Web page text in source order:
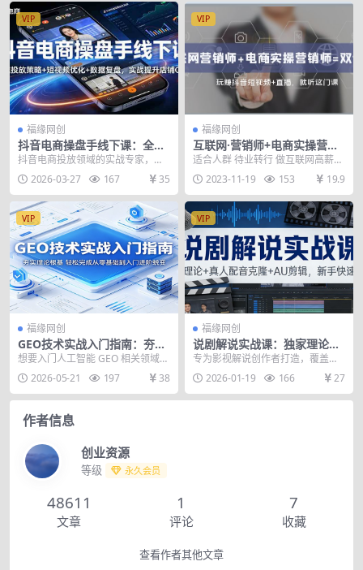
VIP
福缘网创
抖音电商操盘手线下课：全域
投放策略+ 短视频优化+数据复
抖音电商投放领域的实战专家，课
程实用，专注“全域投放”，教商家如
何撬动自然流量、...
2026-03-27 167 35
VIP
福缘网创
互联网·营销师+电商实操营销
师=双证班：玩赚抖音短视频
适合人群 待业转行 做互联网高薪热
门岗位 想创业 短视频+直播高效带
货 宝妈 在...
2023-11-19 153 19.9
VIP
福缘网创
GEO技术实战入门指南：夯实
理论根基，轻松完成从零基础
到入门进阶蜕变
想要入门人工智能 GEO 相关领域，
却苦于没有系统学习资料，遇到问
题无处解答？本...
2026-05-21 197 38
VIP
福缘网创
说剧解说实战课：独家理论
+真人配音克隆+AU剪辑，新
手快速上手
专为影视解说创作者打造，覆盖从
文案撰写到视频输出的全流程核心
技能。课程从情思说剧...
2026-01-19 166 27
作者信息
创业资源
等级 永久会员
48611
文章
1
评论
7
收藏
查看作者其他文章